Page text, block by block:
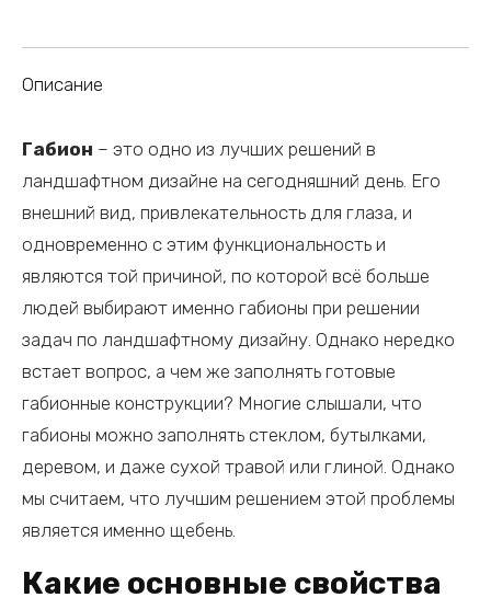
Описание
Габион – это одно из лучших решений в
ландшафтном дизайне на сегодняшний день. Его
внешний вид, привлекательность для глаза, и
одновременно с этим функциональность и
являются той причиной, по которой всё больше
людей выбирают именно габионы при решении
задач по ландшафтному дизайну. Однако нередко
встает вопрос, а чем же заполнять готовые
габионные конструкции? Многие слышали, что
габионы можно заполнять стеклом, бутылками,
деревом, и даже сухой травой или глиной. Однако
мы считаем, что лучшим решением этой проблемы
является именно щебень.
Какие основные свойства